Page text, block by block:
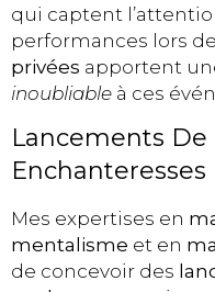
qui captent
performances lors de
privées apportent
inoubliable à ces
Lancements
Enchanteresses
Mes expertises en
mentalisme et en
de concevoir des